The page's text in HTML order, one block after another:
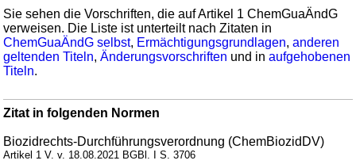
Sie sehen die Vorschriften, die auf Artikel 1 ChemGuaÄndG
verweisen. Die Liste ist unterteilt nach Zitaten in
ChemGuaÄndG selbst, Ermächtigungsgrundlagen,anderen
geltenden Titeln,Änderungsvorschriften und inaufgehobenen
Titeln.
Zitat in folgenden Normen
Biozidrechts-Durchführungsverordnung (ChemBiozidDV)
Artikel 1 V. v. 18.08.2021 BGBl. I S. 3706